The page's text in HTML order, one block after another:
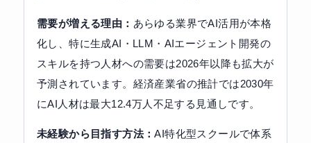
需要が増える理由： あらゆる業界でAI活用が本格
化し、特に生成AI・LLM・AIエージェント開発の
スキルを持つ人材への需要は2026年以降も拡大が
予測されています。経済産業省の推計では2030年
にAI人材は最大12.4万人不足する見通しです。
未経験から目指す方法：AI特化型スクールで体系